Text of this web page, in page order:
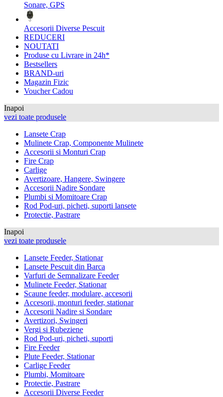
Sonare, GPS
Accesorii Diverse Pescuit
REDUCERI
NOUTATI
Produse cu Livrare in 24h*
Bestsellers
BRAND-uri
Magazin Fizic
Voucher Cadou
Inapoi
vezi toate produsele
Lansete Crap
Mulinete Crap, Componente Mulinete
Accesorii si Monturi Crap
Fire Crap
Carlige
Avertizoare, Hangere, Swingere
Accesorii Nadire Sondare
Plumbi si Momitoare Crap
Rod Pod-uri, picheti, suporti lansete
Protectie, Pastrare
Inapoi
vezi toate produsele
Lansete Feeder, Stationar
Lansete Pescuit din Barca
Varfuri de Semnalizare Feeder
Mulinete Feeder, Stationar
Scaune feeder, modulare, accesorii
Accesorii, monturi feeder, stationar
Accesorii Nadire si Sondare
Avertizori, Swingeri
Vergi si Rubeziene
Rod Pod-uri, picheti, suporti
Fire Feeder
Plute Feeder, Stationar
Carlige Feeder
Plumbi, Momitoare
Protectie, Pastrare
Accesorii Diverse Feeder